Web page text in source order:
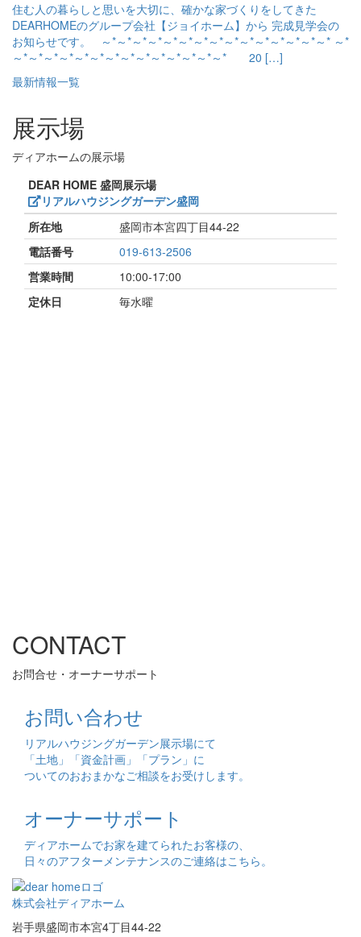
住む人の暮らしと思いを大切に、確かな家づくりをしてきた
DEARHOMEのグループ会社【ジョイホーム】から 完成見学会の
お知らせです。 ～*～*～*～*～*～*～*～*～*～*～*～*～*～*～* ～*
～*～*～*～*～*～*～*～*～*～*～*～*～*～* 20 […]
最新情報一覧
展示場
ディアホームの展示場
DEAR HOME 盛岡展示場
リアルハウジングガーデン盛岡
所在地
盛岡市本宮四丁目44-22
電話番号
019-613-2506
営業時間
10:00-17:00
定休日
毎水曜
CONTACT
お問合せ・オーナーサポート
お問い合わせ
リアルハウジングガーデン展示場にて
「土地」「資金計画」「プラン」に
ついてのおおまかなご相談をお受けします。
オーナーサポート
ディアホームでお家を建てられたお客様の、
日々のアフターメンテナンスのご連絡はこちら。
株式会社ディアホーム
岩手県盛岡市本宮4丁目44-22